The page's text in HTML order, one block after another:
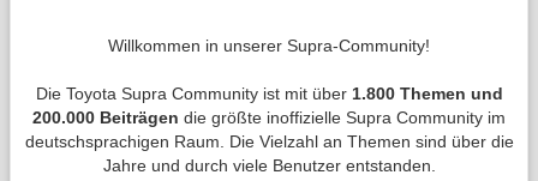
Willkommen in unserer Supra-Community!
Die Toyota Supra Community ist mit über 1.800 Themen und
200.000 Beiträgen die größte inoffizielle Supra Community im
deutschsprachigen Raum. Die Vielzahl an Themen sind über die
Jahre und durch viele Benutzer entstanden.